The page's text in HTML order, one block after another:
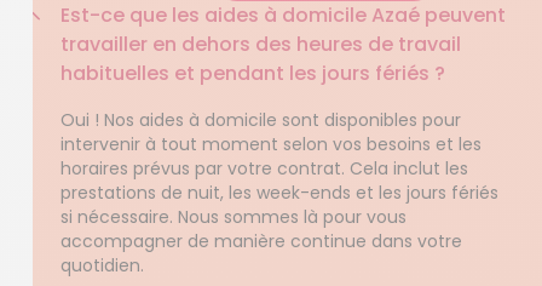
Est-ce que les aides à domicile Azaé peuvent
travailler en dehors des heures de travail
habituelles et pendant les jours fériés ?
Oui ! Nos aides à domicile sont disponibles pour
intervenir à tout moment selon vos besoins et les
horaires prévus par votre contrat. Cela inclut les
prestations de nuit, les week-ends et les jours fériés
si nécessaire. Nous sommes là pour vous
accompagner de manière continue dans votre
quotidien.